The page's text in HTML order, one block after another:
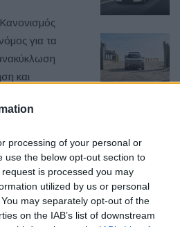
processing of your personal or
use the below opt-out section to
is processed you may
utilized by us or personal
may separately opt-out of the
on the IAB’s list of downstream
για τα
και
BMWκαι η
και η
στη